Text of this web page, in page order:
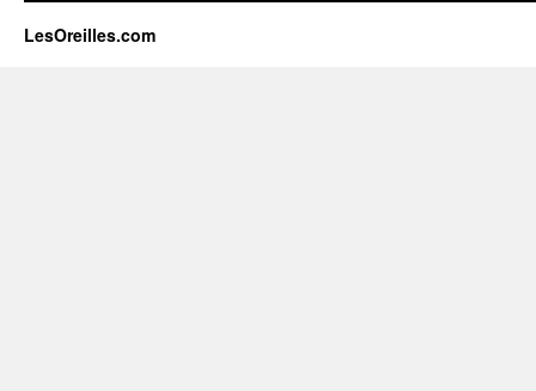
LesOreilles.com